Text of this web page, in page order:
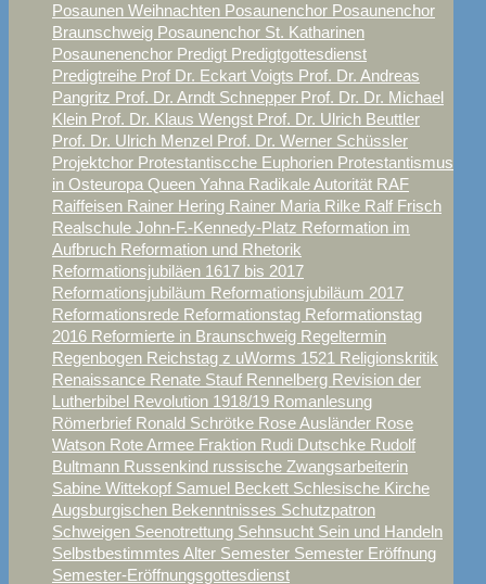
Posaunen Weihnachten Posaunenchor Posaunenchor
Braunschweig Posaunenchor St. Katharinen
Posaunenenchor Predigt Predigtgottesdienst
Predigtreihe Prof Dr. Eckart Voigts Prof. Dr. Andreas
Pangritz Prof. Dr. Arndt Schnepper Prof. Dr. Dr. Michael
Klein Prof. Dr. Klaus Wengst Prof. Dr. Ulrich Beuttler
Prof. Dr. Ulrich Menzel Prof. Dr. Werner Schüssler
Projektchor Protestantiscche Euphorien Protestantismus
in Osteuropa Queen Yahna Radikale Autorität RAF
Raiffeisen Rainer Hering Rainer Maria Rilke Ralf Frisch
Realschule John-F.-Kennedy-Platz Reformation im
Aufbruch Reformation und Rhetorik
Reformationsjubiläen 1617 bis 2017
Reformationsjubiläum Reformationsjubiläum 2017
Reformationsrede Reformationstag Reformationstag
2016 Reformierte in Braunschweig Regeltermin
Regenbogen Reichstag z uWorms 1521 Religionskritik
Renaissance Renate Stauf Rennelberg Revision der
Lutherbibel Revolution 1918/19 Romanlesung
Römerbrief Ronald Schrötke Rose Ausländer Rose
Watson Rote Armee Fraktion Rudi Dutschke Rudolf
Bultmann Russenkind russische Zwangsarbeiterin
Sabine Wittekopf Samuel Beckett Schlesische Kirche
Augsburgischen Bekenntnisses Schutzpatron
Schweigen Seenotrettung Sehnsucht Sein und Handeln
Selbstbestimmtes Alter Semester Semester Eröffnung
Semester-Eröffnungsgottesdienst